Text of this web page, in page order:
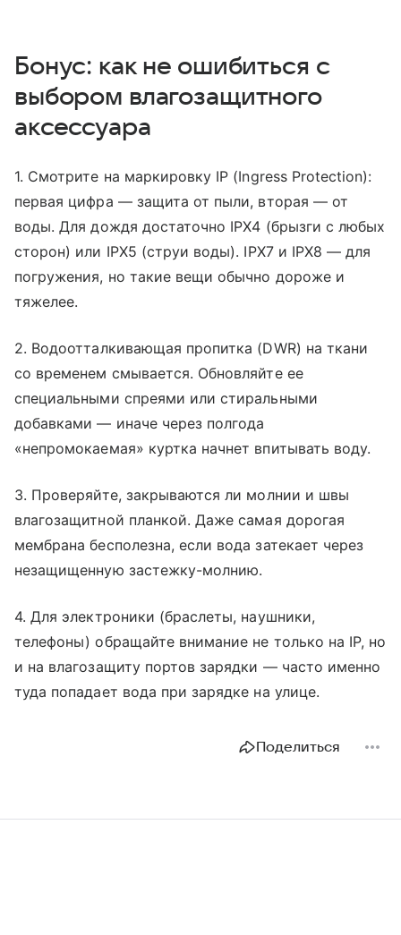
Бонус: как не ошибиться с
выбором влагозащитного
аксессуара
1. Смотрите на маркировку IP (Ingress Protection):
первая цифра — защита от пыли, вторая — от
воды. Для дождя достаточно IPX4 (брызги с любых
сторон) или IPX5 (струи воды). IPX7 и IPX8 — для
погружения, но такие вещи обычно дороже и
тяжелее.
2. Водоотталкивающая пропитка (DWR) на ткани
со временем смывается. Обновляйте ее
специальными спреями или стиральными
добавками — иначе через полгода
«непромокаемая» куртка начнет впитывать воду.
3. Проверяйте, закрываются ли молнии и швы
влагозащитной планкой. Даже самая дорогая
мембрана бесполезна, если вода затекает через
незащищенную застежку-молнию.
4. Для электроники (браслеты, наушники,
телефоны) обращайте внимание не только на IP, но
и на влагозащиту портов зарядки — часто именно
туда попадает вода при зарядке на улице.
Поделиться